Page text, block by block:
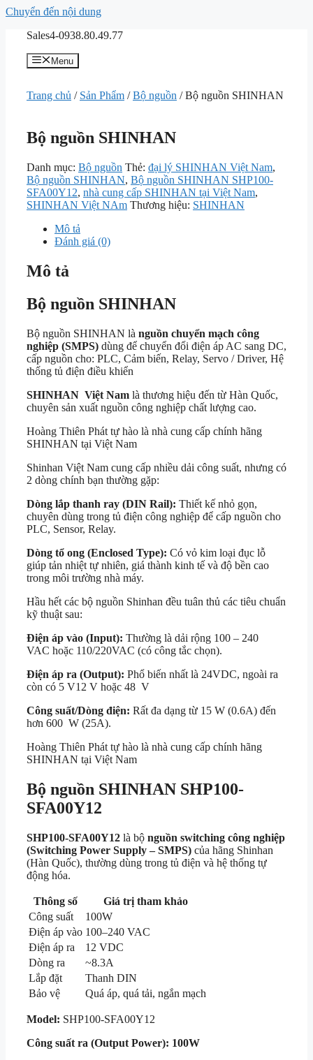
Chuyển đến nội dung
Sales4-0938.80.49.77
Menu
Trang chủ / Sản Phẩm /Bộ nguồn / Bộ nguồn SHINHAN
Bộ nguồn SHINHAN
Danh mục: Bộ nguồn Thẻ: đại lý SHINHAN Việt Nam,
Bộ nguồn SHINHAN, Bộ nguồn SHINHAN SHP100-
SFA00Y12, nhà cung cấp SHINHAN tại Việt Nam,
SHINHAN Việt NAm Thương hiệu: SHINHAN
Mô tả
Đánh giá (0)
Mô tả
Bộ nguồn SHINHAN
Bộ nguồn SHINHAN là nguồn chuyển mạch công
nghiệp (SMPS) dùng để chuyển đổi điện áp AC sang DC,
cấp nguồn cho: PLC, Cảm biến, Relay, Servo / Driver, Hệ
thống tủ điện điều khiển
SHINHAN Việt Nam là thương hiệu đến từ Hàn Quốc,
chuyên sản xuất nguồn công nghiệp chất lượng cao.
Hoàng Thiên Phát tự hào là nhà cung cấp chính hãng
SHINHAN tại Việt Nam
Shinhan Việt Nam cung cấp nhiều dải công suất, nhưng có
2 dòng chính bạn thường gặp:
Dòng lắp thanh ray (DIN Rail): Thiết kế nhỏ gọn,
chuyên dùng trong tủ điện công nghiệp để cấp nguồn cho
PLC, Sensor, Relay.
Dòng tổ ong (Enclosed Type): Có vỏ kim loại đục lỗ
giúp tản nhiệt tự nhiên, giá thành kinh tế và độ bền cao
trong môi trường nhà máy.
Hầu hết các bộ nguồn Shinhan đều tuân thủ các tiêu chuẩn
kỹ thuật sau:
Điện áp vào (Input): Thường là dải rộng 100 – 240
VAC hoặc 110/220VAC (có công tắc chọn).
Điện áp ra (Output): Phổ biến nhất là 24VDC, ngoài ra
còn có 5 V12 V hoặc 48 V
Công suất/Dòng điện: Rất đa dạng từ 15 W (0.6A) đến
hơn 600 W (25A).
Hoàng Thiên Phát tự hào là nhà cung cấp chính hãng
SHINHAN tại Việt Nam
Bộ nguồn SHINHAN SHP100-
SFA00Y12
SHP100-SFA00Y12 là bộ nguồn switching công nghiệp
(Switching Power Supply – SMPS) của hãng Shinhan
(Hàn Quốc), thường dùng trong tủ điện và hệ thống tự
động hóa.
Thông số
Giá trị tham khảo
Công suất
100W
Điện áp vào 100–240 VAC
Điện áp ra
12 VDC
Dòng ra
~8.3A
Lắp đặt
Thanh DIN
Bảo vệ
Quá áp, quá tải, ngắn mạch
Model: SHP100-SFA00Y12
Công suất ra (Output Power): 100W